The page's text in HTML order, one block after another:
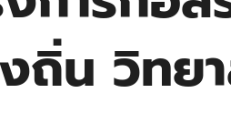
ถิ่น วิทย